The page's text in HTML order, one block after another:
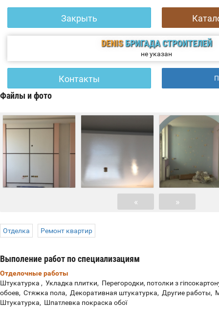
Закрыть
DENISБРИГАДА СТРОИТЕЛЕЙ
не указан
Контакты
Файлы и фото
« »
Отделка Ремонт квартир
Выполение работ по специализациям
Отделочные работы
Штукатурка , Укладка плитки, Перегородки, потолки з
обоев, Стяжка пола, Декоративная штукатурка, Другие
Штукатурка, Шпатлевка покраска обої